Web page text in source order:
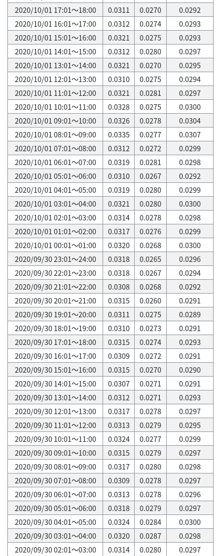
2020/10/01 17:01～18:00
0.0311 0.0270
0.0292
2020/10/01 16:01～17:00
0.0312 0.0274
0.0293
2020/10/01 15:01～16:00
0.0321 0.0275
0.0293
2020/10/01 14:01～15:00
0.0312 0.0280
0.0297
2020/10/01 13:01～14:00
0.0321 0.0270
0.0295
2020/10/01 12:01～13:00
0.0310 0.0275
0.0294
2020/10/01 11:01～12:00
0.0321 0.0281
0.0297
2020/10/01 10:01～11:00
0.0328 0.0275
0.0300
2020/10/01 09:01～10:00
0.0326 0.0278
0.0304
2020/10/01 08:01～09:00
0.0335 0.0277
0.0307
2020/10/01 07:01～08:00
0.0312 0.0272
0.0299
2020/10/01 06:01～07:00
0.0319 0.0281
0.0298
2020/10/01 05:01～06:00
0.0310 0.0267
0.0292
2020/10/01 04:01～05:00
0.0319 0.0280
0.0299
2020/10/01 03:01～04:00
0.0321 0.0280
0.0300
2020/10/01 02:01～03:00
0.0314 0.0278
0.0298
2020/10/01 01:01～02:00
0.0317 0.0276
0.0299
2020/10/01 00:01～01:00
0.0320 0.0268
0.0300
2020/09/30 23:01～24:00
0.0318 0.0265
0.0296
2020/09/30 22:01～23:00
0.0318 0.0267
0.0294
2020/09/30 21:01～22:00
0.0308 0.0268
0.0292
2020/09/30 20:01～21:00
0.0315 0.0260
0.0291
2020/09/30 19:01～20:00
0.0311 0.0275
0.0289
2020/09/30 18:01～19:00
0.0310 0.0273
0.0291
2020/09/30 17:01～18:00
0.0315 0.0274
0.0293
2020/09/30 16:01～17:00
0.0309 0.0272
0.0291
2020/09/30 15:01～16:00
0.0315 0.0270
0.0290
2020/09/30 14:01～15:00
0.0307 0.0271
0.0291
2020/09/30 13:01～14:00
0.0312 0.0271
0.0293
2020/09/30 12:01～13:00
0.0317 0.0278
0.0297
2020/09/30 11:01～12:00
0.0313 0.0279
0.0295
2020/09/30 10:01～11:00
0.0324 0.0277
0.0299
2020/09/30 09:01～10:00
0.0315 0.0279
0.0297
2020/09/30 08:01～09:00
0.0317 0.0280
0.0298
2020/09/30 07:01～08:00
0.0309 0.0278
0.0297
2020/09/30 06:01～07:00
0.0313 0.0278
0.0296
2020/09/30 05:01～06:00
0.0318 0.0279
0.0297
2020/09/30 04:01～05:00
0.0324 0.0284
0.0300
2020/09/30 03:01～04:00
0.0320 0.0287
0.0298
2020/09/30 02:01～03:00
0.0314 0.0280
0.0297